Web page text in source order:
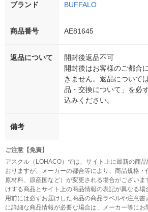
ブランド BUFFALO
商品番号 AE81645
返品について
開封後返品不可
開封後はお客様のご都合
きません。返品について
品・交換について」を必
込みください。
備考
ご注意【免責】
アスクル（LOHACO）では、サイト上に最新の商
おりますが、メーカーの都合等により、商品規格・
原材料、原産国など）が変更される場合がござい
けする商品とサイト上の商品情報の表記が異なる
用前には必ずお届けした商品の商品ラベルや注意書
に詳細な商品情報が必要な場合は、メーカー等にお